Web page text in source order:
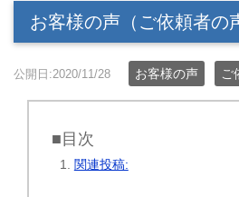
お客様の声（ご依頼者の
公開日:2020/11/28 お客様の声 ご
■目次
関連投稿: